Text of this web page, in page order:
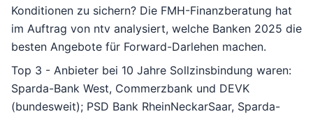
Konditionen zu sichern? Die FMH-Finanzberatung hat
im Auftrag von ntv analysiert, welche Banken 2025 die
besten Angebote für Forward-Darlehen machen.
Top 3 - Anbieter bei 10 Jahre Sollzinsbindung waren:
Sparda-Bank West, Commerzbank und DEVK
(bundesweit); PSD Bank RheinNeckarSaar, Sparda-